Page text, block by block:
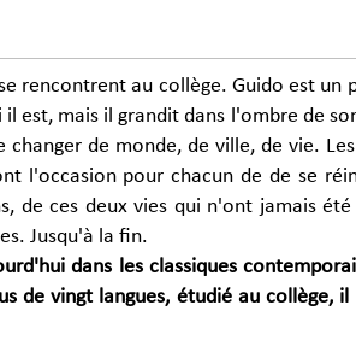
rencontrent au collège. Guido est un
est, mais il grandit dans l'ombre de
de monde, de ville, de vie.
l'occasion pour chacun de de se
de ces deux vies qui n'ont jamais
Jusqu'à la fin.
dans les classiques
de vingt langues, étudié au collège,